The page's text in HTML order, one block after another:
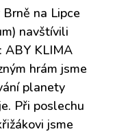
na Lipce
navštívili
ABY KLIMA
hrám jsme
planety
Při poslechu
jsme